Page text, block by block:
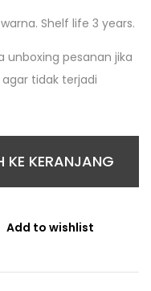
Shelf life 3 years.
unboxing pesanan jika
tidak terjadi
KE KERANJANG
Add to wishlist